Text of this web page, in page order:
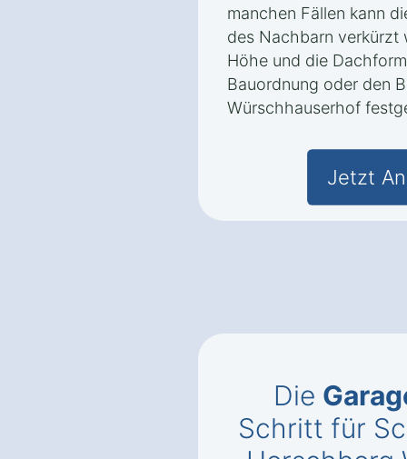
manchen Fällen kann
des Nachbarn verkürzt
Höhe und die
Bauordnung oder den
Würschhauserhof
Jetzt
Die
Schritt für